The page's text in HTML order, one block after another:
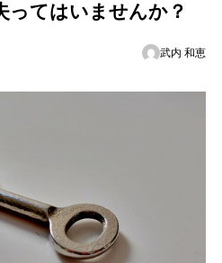
ってはいませんか？
武内 和恵